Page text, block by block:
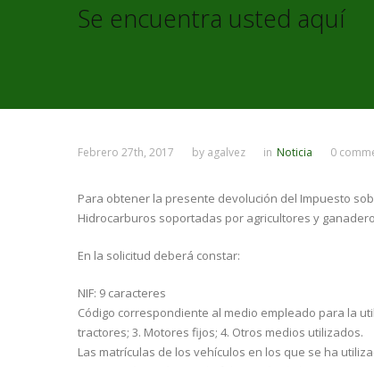
Se encuentra usted aquí
Febrero 27th, 2017 by agalvez in Noticia 0
Para obtener la presente devolución del Impuesto
Hidrocarburos soportadas por agricultores y
En la solicitud deberá constar:
NIF: 9 caracteres
Código correspondiente al medio empleado para la
tractores; 3. Motores fijos; 4. Otros medios utilizados.
Las matrículas de los vehículos en los que se ha